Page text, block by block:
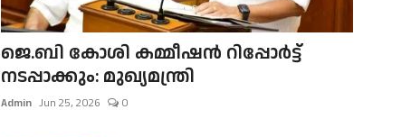
ജെ.ബി കോശി കമ്മീഷൻ റിപ്പോർട്ട്
നടപ്പാക്കും: മുഖ്യമന്ത്രി
Admin Jun 25, 2026 0